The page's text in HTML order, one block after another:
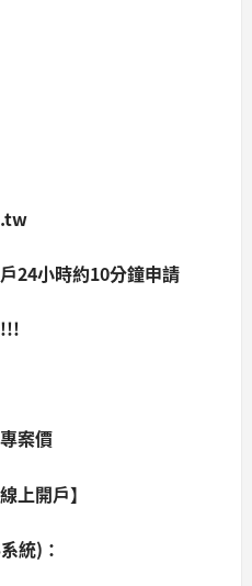
24小時約10分鐘申請
案價
上開戶】
統)：